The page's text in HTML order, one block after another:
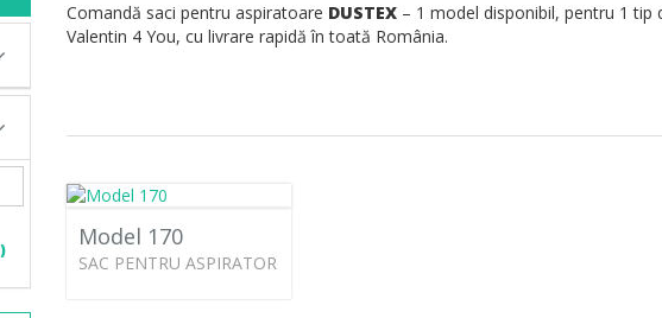
Comandă saci pentru aspiratoare DUSTEX– 1 model disponibil, pentru 1 tip
Valentin 4 You, cu livrare rapidă în toată România.
Model 170
SAC PENTRU ASPIRATOR